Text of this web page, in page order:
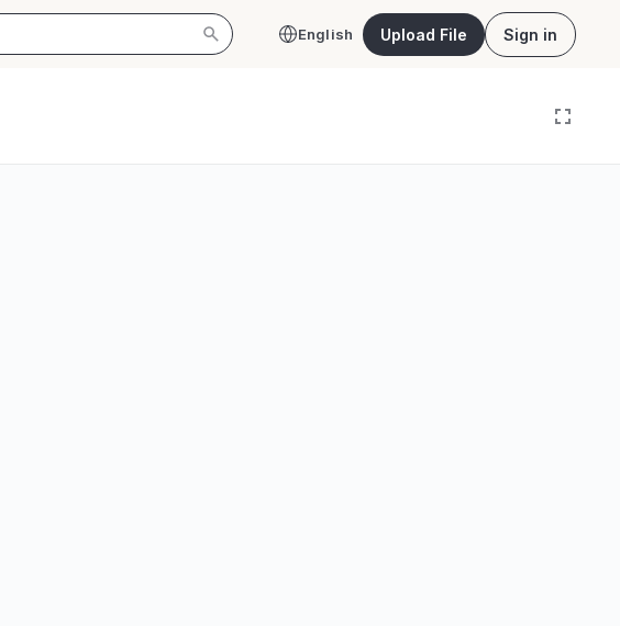
English Upload File Sign in